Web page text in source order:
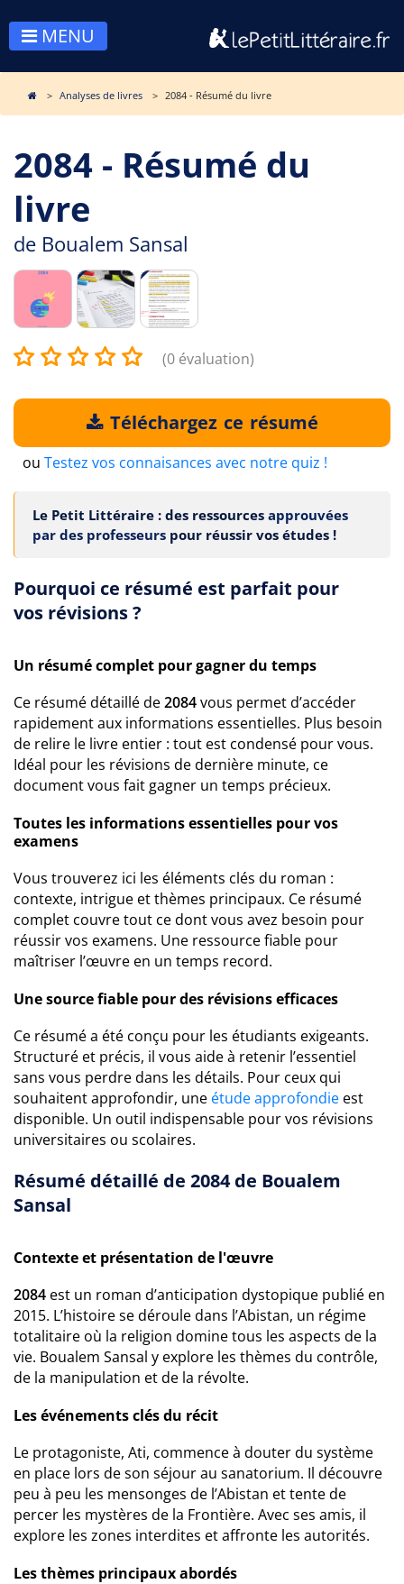
MENU
Analyses de livres 2084 - Résumé du livre
2084 - Résumé du
livre
de Boualem Sansal
(0 évaluation)
Téléchargez ce résumé
ou Testez vos connaisances avec notre quiz !
Le Petit Littéraire : des ressources approuvées
par des professeurs pour réussir vos études !
Pourquoi ce résumé est parfait pour
vos révisions ?
Un résumé complet pour gagner du temps
Ce résumé détaillé de2084vous permet d’accéder
rapidement aux informations essentielles. Plus besoin
de relire le livre entier : tout est condensé pour vous.
Idéal pour les révisions de dernière minute, ce
document vous fait gagner un temps précieux.
Toutes les informations essentielles pour vos
examens
Vous trouverez ici les éléments clés du roman :
contexte, intrigue et thèmes principaux. Ce résumé
complet couvre tout ce dont vous avez besoin pour
réussir vos examens. Une ressource fiable pour
maîtriser l’œuvre en un temps record.
Une source fiable pour des révisions efficaces
Ce résumé a été conçu pour les étudiants exigeants.
Structuré et précis, il vous aide à retenir l’essentiel
sans vous perdre dans les détails. Pour ceux qui
souhaitent approfondir, une étude approfondie est
disponible. Un outil indispensable pour vos révisions
universitaires ou scolaires.
Résumé détaillé de 2084 de Boualem
Sansal
Contexte et présentation de l'œuvre
2084 est un roman d’anticipation dystopique publié en
2015. L’histoire se déroule dans l’Abistan, un régime
totalitaire où la religion domine tous les aspects de la
vie. Boualem Sansal y explore les thèmes du contrôle,
de la manipulation et de la révolte.
Les événements clés du récit
Le protagoniste, Ati, commence à douter du système
en place lors de son séjour au sanatorium. Il découvre
peu à peu les mensonges de l’Abistan et tente de
percer les mystères de la Frontière. Avec ses amis, il
explore les zones interdites et affronte les autorités.
Les thèmes principaux abordés